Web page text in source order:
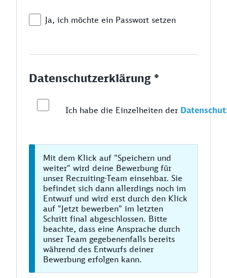
Ja, ich möchte ein Passwort setzen
Datenschutzerklärung *
Ich habe die Einzelheiten der
Mit dem Klick auf "Speichern und
weiter" wird deine Bewerbung für
unser Recruiting-Team einsehbar. Sie
befindet sich dann allerdings noch im
Entwurf und wird erst durch den Klick
auf "Jetzt bewerben" im letzten
Schritt final abgeschlossen. Bitte
beachte, dass eine Ansprache durch
unser Team gegebenenfalls bereits
während des Entwurfs deiner
Bewerbung erfolgen kann.